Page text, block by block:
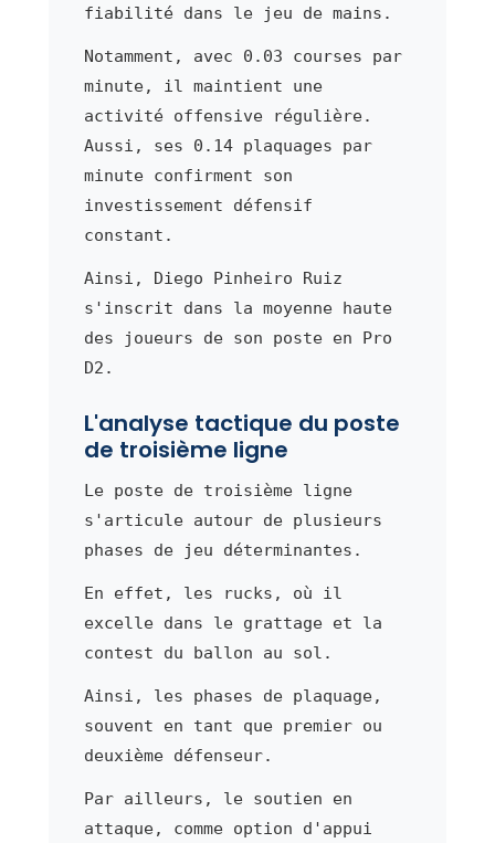
fiabilité dans le jeu de mains.
Notamment, avec 0.03 courses par
minute, il maintient une
activité offensive régulière.
Aussi, ses 0.14 plaquages par
minute confirment son
investissement défensif
constant.
Ainsi, Diego Pinheiro Ruiz
s'inscrit dans la moyenne haute
des joueurs de son poste en Pro
D2.
L'analyse tactique du poste
de troisième ligne
Le poste de troisième ligne
s'articule autour de plusieurs
phases de jeu déterminantes.
En effet, les rucks, où il
excelle dans le grattage et la
contest du ballon au sol.
Ainsi, les phases de plaquage,
souvent en tant que premier ou
deuxième défenseur.
Par ailleurs, le soutien en
attaque, comme option d'appui